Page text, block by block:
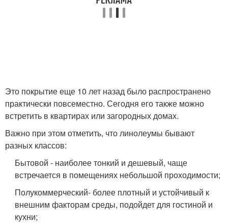
Это покрытие еще 10 лет назад было распространено
практически повсеместно. Сегодня его также можно
встретить в квартирах или загородных домах.
Важно при этом отметить, что линолеумы бывают
разных классов:
Бытовой - наиболее тонкий и дешевый, чаще
встречается в помещениях небольшой проходимости;
Полукоммерческий- более плотный и устойчивый к
внешним факторам среды, подойдет для гостиной и
кухни;